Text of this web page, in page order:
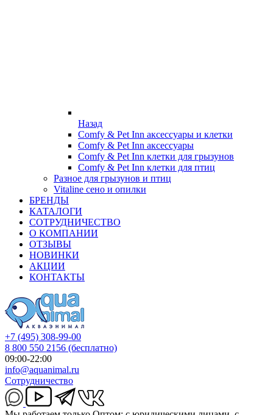
Назад
Comfy & Pet Inn аксессуары и клетки
Comfy & Pet Inn аксессуары
Comfy & Pet Inn клетки для грызунов
Comfy & Pet Inn клетки для птиц
Разное для грызунов и птиц
Vitaline сено и опилки
БРЕНДЫ
КАТАЛОГИ
СОТРУДНИЧЕСТВО
О КОМПАНИИ
ОТЗЫВЫ
НОВИНКИ
АКЦИИ
КОНТАКТЫ
+7 (495) 308-99-00
8 800 550 2156 (бесплатно)
09:00-22:00
info@aquanimal.ru
Сотрудничество